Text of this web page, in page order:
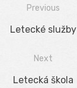
Previous
Previous
Letecké služby
Next
Next
Letecká škola